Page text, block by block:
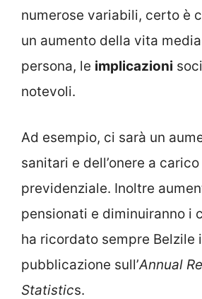
numerose variabili, certo è
un aumento della vita
persona, le implicazioni
notevoli.
Ad esempio, ci sarà un
sanitari e dell’onere a
previdenziale. Inoltre
pensionati e diminuiranno i
ha ricordato sempre Belzile
pubblicazione sull’Annual
Statistics.